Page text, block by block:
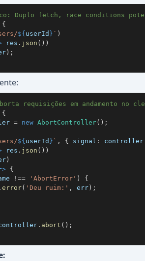
Duplo fetch, race conditions
{
${userId } ` )
res . json ( ) )
) ;
requisições em andamento no
{
= new AbortController( ) ;
${userId } ` , { signal : controller
res . json ( ) )
)
{
!== 'AbortError' )
{
. error( 'Deu ruim:' , err) ;
. abort ( ) ;